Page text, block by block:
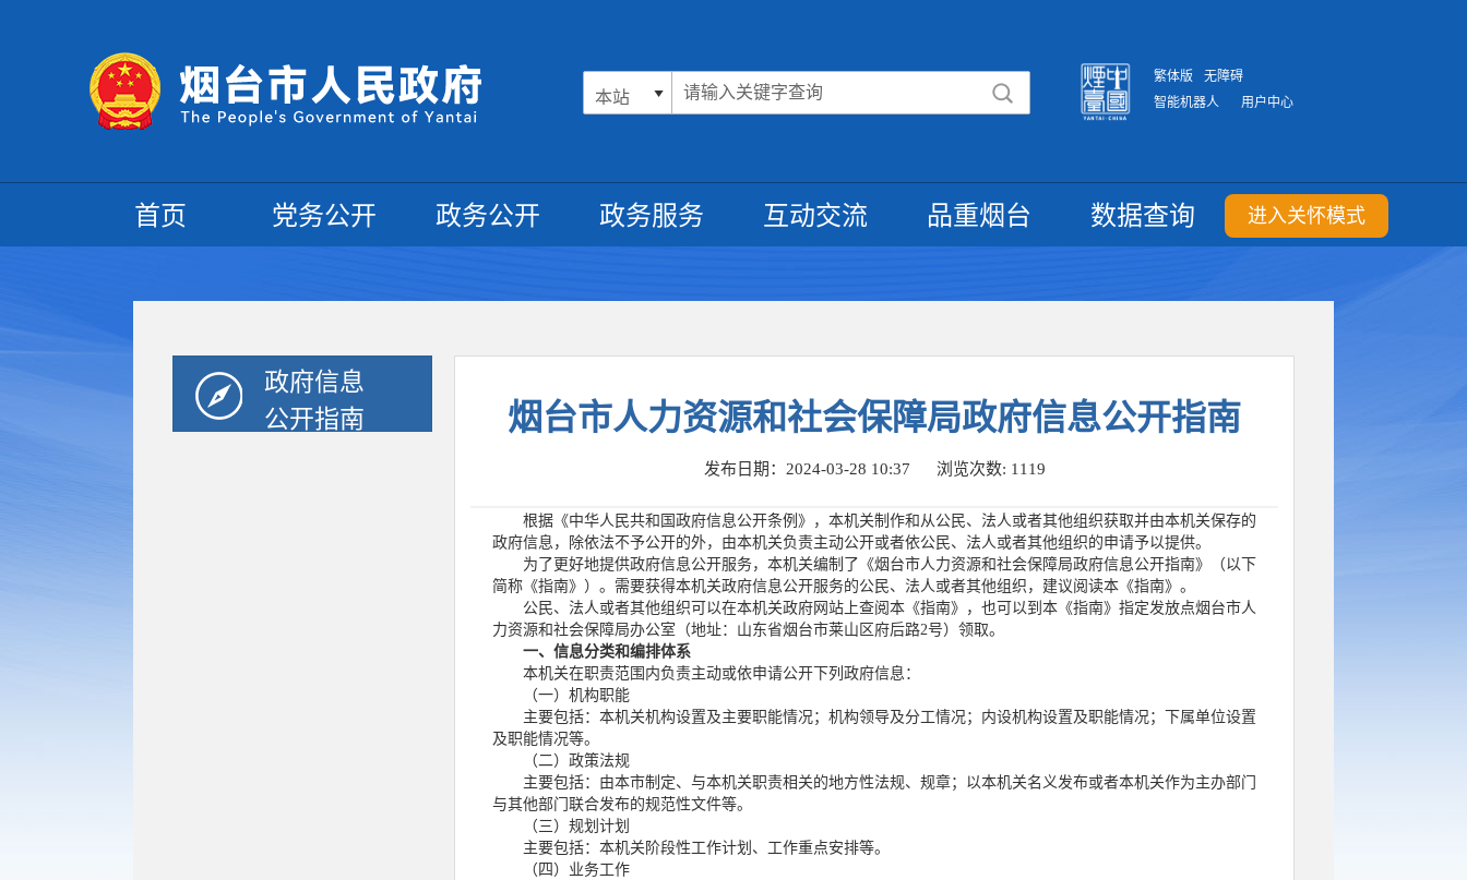
繁体版
无障碍
智能机器人
用户中心
首页 党务公开 政务公开 政务服务 互动交流 品重烟台 数据查询 进入关怀模式
政府信息
公开指南
烟台市人力资源和社会保障局政府信息公开指南
发布日期：2024-03-28 10:37 浏览次数: 1119
根据《中华人民共和国政府信息公开条例》，本机关制作和从公民、法人或者其他组织获取并由本机关保存的
政府信息，除依法不予公开的外，由本机关负责主动公开或者依公民、法人或者其他组织的申请予以提供。
为了更好地提供政府信息公开服务，本机关编制了《烟台市人力资源和社会保障局政府信息公开指南》（以下
简称《指南》）。需要获得本机关政府信息公开服务的公民、法人或者其他组织，建议阅读本《指南》。
公民、法人或者其他组织可以在本机关政府网站上查阅本《指南》，也可以到本《指南》指定发放点烟台市人
力资源和社会保障局办公室（地址：山东省烟台市莱山区府后路2号）领取。
一、信息分类和编排体系
本机关在职责范围内负责主动或依申请公开下列政府信息：
（一）机构职能
主要包括：本机关机构设置及主要职能情况；机构领导及分工情况；内设机构设置及职能情况；下属单位设置
及职能情况等。
（二）政策法规
主要包括：由本市制定、与本机关职责相关的地方性法规、规章；以本机关名义发布或者本机关作为主办部门
与其他部门联合发布的规范性文件等。
（三）规划计划
主要包括：本机关阶段性工作计划、工作重点安排等。
（四）业务工作